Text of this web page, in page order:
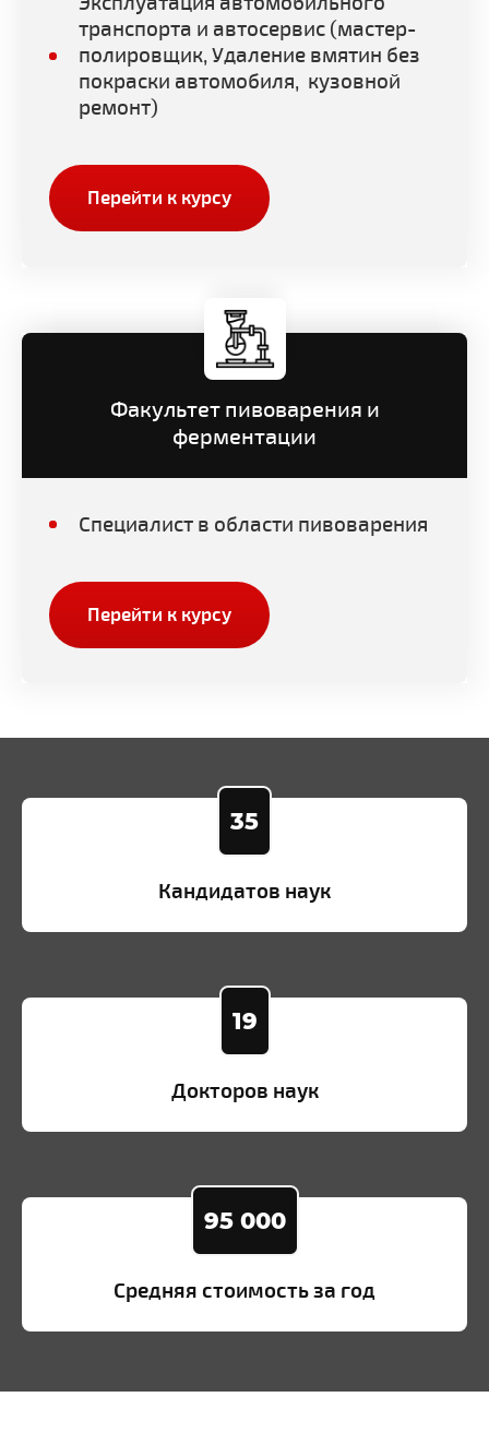
транспорта и автосервис (мастер-
полировщик, Удаление вмятин без
покраски автомобиля, кузовной
ремонт)
Перейти к курсу
Факультет пивоварения и
ферментации
Специалист в области пивоварения
Перейти к курсу
35
Кандидатов наук
19
Докторов наук
95 000
Средняя стоимость за год